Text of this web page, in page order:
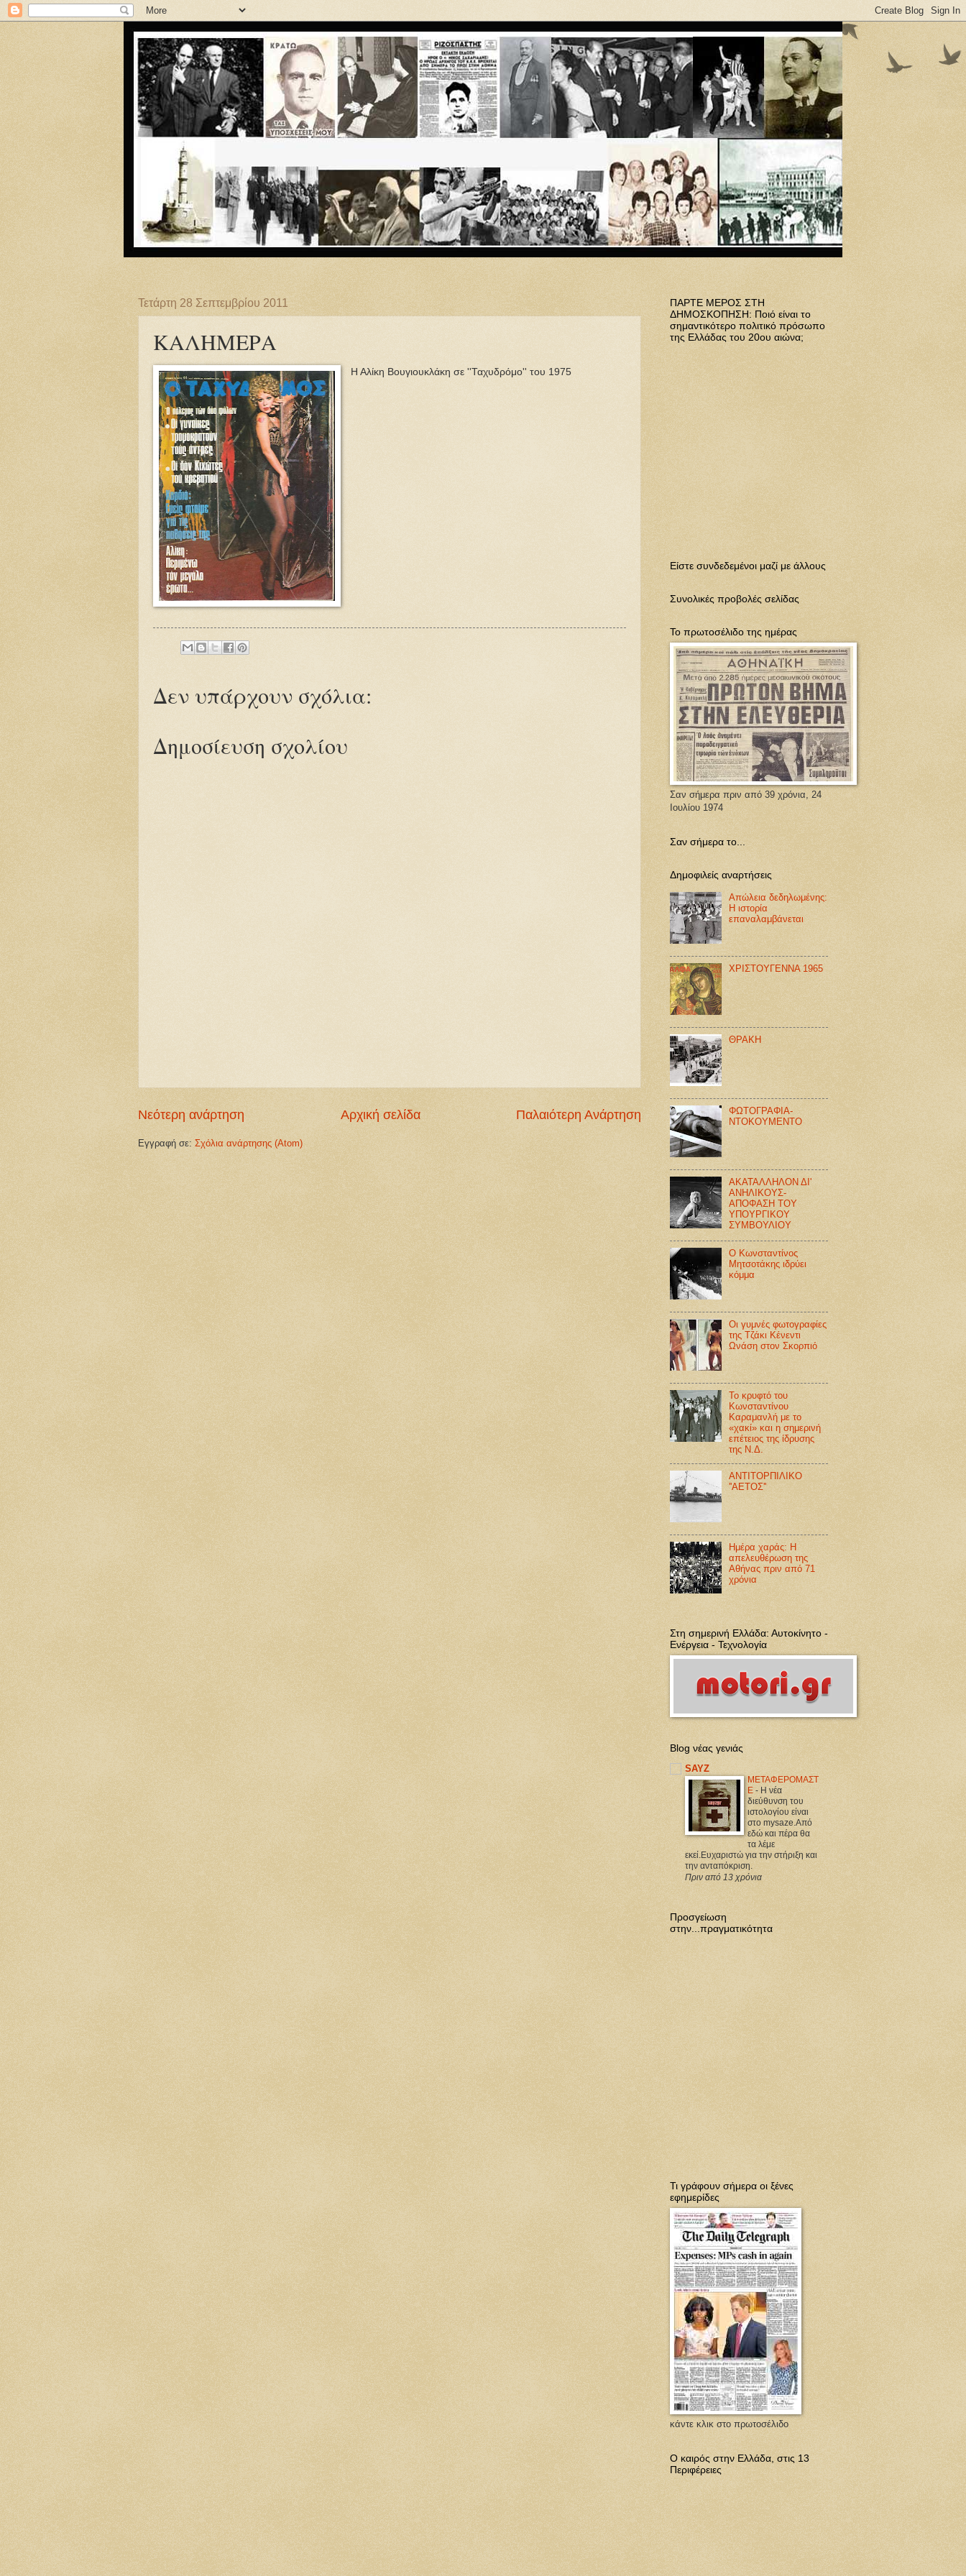
Τετάρτη 28 Σεπτεμβρίου 2011
ΚΑΛΗΜΕΡΑ
Η Αλίκη Βουγιουκλάκη σε ''Ταχυδρόμο'' του 1975
Δεν υπάρχουν σχόλια:
Δημοσίευση σχολίου
Νεότερη ανάρτηση Παλαιότερη Ανάρτηση
Αρχική σελίδα
Εγγραφή σε: Σχόλια ανάρτησης (Atom)
ΠΑΡΤΕ ΜΕΡΟΣ ΣΤΗ
ΔΗΜΟΣΚΟΠΗΣΗ: Ποιό είναι το
σημαντικότερο πολιτικό πρόσωπο
της Ελλάδας του 20ου αιώνα;
Eίστε συνδεδεμένοι μαζί με άλλους
Συνολικές προβολές σελίδας
Το πρωτοσέλιδο της ημέρας
Σαν σήμερα πριν από 39 χρόνια, 24
Ιουλίου 1974
Σαν σήμερα το...
Δημοφιλείς αναρτήσεις
Απώλεια δεδηλωμένης:
Η ιστορία
επαναλαμβάνεται
ΧΡΙΣΤΟΥΓΕΝΝΑ 1965
ΘΡΑΚΗ
ΦΩΤΟΓΡΑΦΙΑ-
ΝΤΟΚΟΥΜΕΝΤΟ
ΑΚΑΤΑΛΛΗΛΟΝ ΔΙ'
ΑΝΗΛΙΚΟΥΣ-
ΑΠΟΦΑΣΗ ΤΟΥ
ΥΠΟΥΡΓΙΚΟΥ
ΣΥΜΒΟΥΛΙΟΥ
Ο Κωνσταντίνος
Μητσοτάκης ιδρύει
κόμμα
Οι γυμνές φωτογραφίες
της Τζάκι Κένεντι
Ωνάση στον Σκορπιό
Το κρυφτό του
Κωνσταντίνου
Καραμανλή με το
«χακί» και η σημερινή
επέτειος της ίδρυσης
της Ν.Δ.
ΑΝΤΙΤΟΡΠΙΛΙΚΟ
''ΑΕΤΟΣ''
Ημέρα χαράς: Η
απελευθέρωση της
Αθήνας πριν από 71
χρόνια
Στη σημερινή Ελλάδα: Αυτοκίνητο -
Ενέργεια - Τεχνολογία
Blog νέας γενιάς
SAYZ
ΜΕΤΑΦΕΡΟΜΑΣΤ
Ε - Η νέα
διεύθυνση του
ιστολογίου είναι
στο mysaze.Από
εδώ και πέρα θα
τα λέμε
εκεί.Ευχαριστώ για την στήριξη και
την ανταπόκριση.
Πριν από 13 χρόνια
Προσγείωση
στην...πραγματικότητα
Τι γράφουν σήμερα οι ξένες
εφημερίδες
κάντε κλικ στο πρωτοσέλιδο
Ο καιρός στην Ελλάδα, στις 13
Περιφέρειες